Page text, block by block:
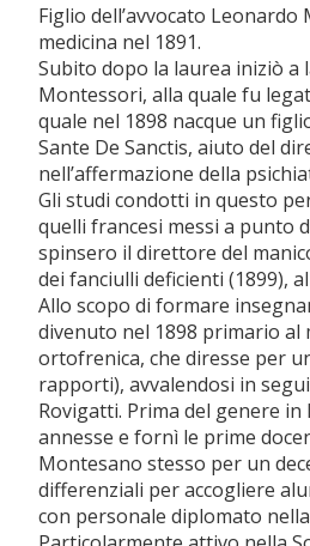
Figlio dell’avvocato
medicina nel 1891.
Subito dopo la laurea iniziò a
Montessori, alla quale fu
quale nel 1898 nacque un
Sante De Sanctis, aiuto del
nell’affermazione della
Gli studi condotti in questo
quelli francesi messi a punto
spinsero il direttore del
dei fanciulli deficienti (1899),
Allo scopo di formare
divenuto nel 1898 primario al
ortofrenica, che diresse per
rapporti), avvalendosi in
Rovigatti. Prima del genere in
annesse e fornì le prime
Montesano stesso per un
differenziali per accogliere
con personale diplomato